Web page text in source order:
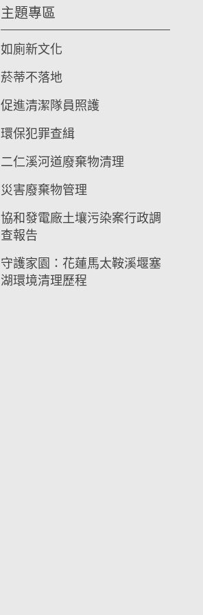
主題專區
如廁新文化
菸蒂不落地
促進清潔隊員照護
環保犯罪查緝
二仁溪河道廢棄物清理
災害廢棄物管理
協和發電廠土壤污染案行政調
查報告
守護家園：花蓮馬太鞍溪堰塞
湖環境清理歷程